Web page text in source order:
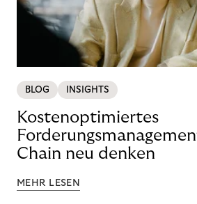
BLOG INSIGHTS
Kostenoptimiertes
Chain neu denken
MEHR LESEN